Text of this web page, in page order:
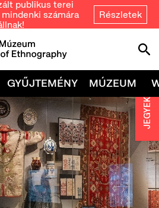
publikus terei
számára
Részletek
GYŰJTEMÉNY MÚZEUM
JEGYEK